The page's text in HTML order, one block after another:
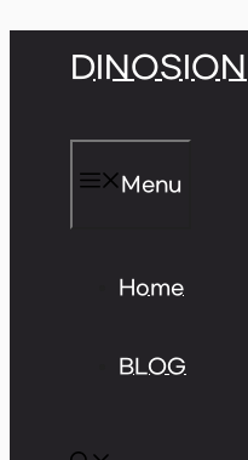
DINOSION
Menu
Home
BLOG